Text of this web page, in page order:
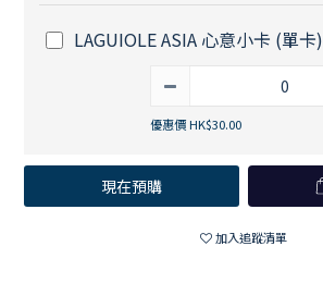
LAGUIOLE ASIA 心意小卡 (單卡)
優惠價 HK$30.00
現在預購
加入追蹤清單